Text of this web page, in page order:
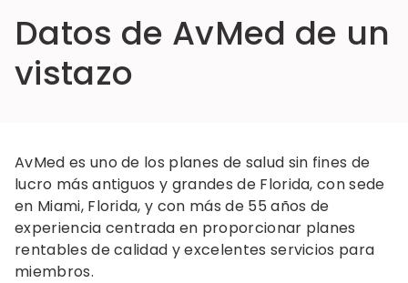
Datos de AvMed de un
vistazo
AvMed es uno de los planes de salud sin fines de
lucro más antiguos y grandes de Florida, con sede
en Miami, Florida, y con más de 55 años de
experiencia centrada en proporcionar planes
rentables de calidad y excelentes servicios para
miembros.